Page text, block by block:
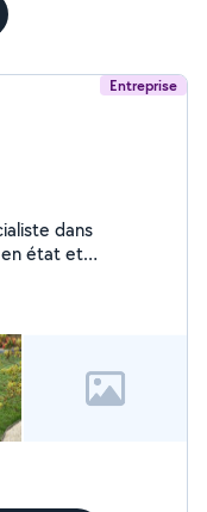
Entreprise
dans
en état et
de travaux
jardin